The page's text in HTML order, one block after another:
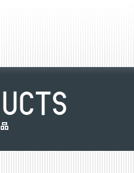
UCTS
品